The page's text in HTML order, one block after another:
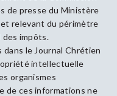
de presse du Ministère
relevant du périmètre
des impôts.
le Journal Chrétien
intellectuelle
organismes
de ces informations ne